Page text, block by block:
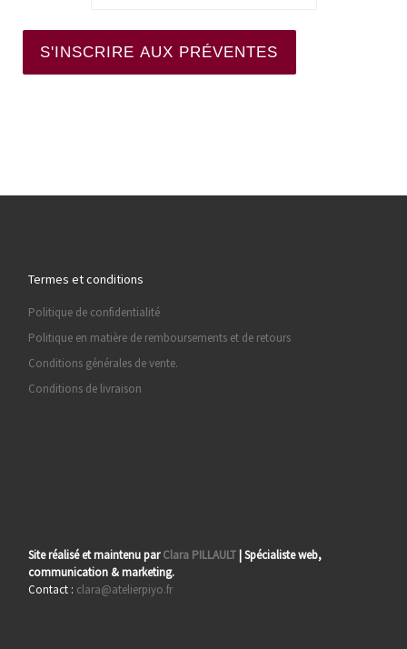
Termes et conditions
Politique de confidentialité
Politique en matière de remboursements et de retours
Conditions générales de vente.
Conditions de livraison
Site réalisé et maintenu parClara PILLAULT | Spécialiste web,
communication & marketing.
Contact : clara@atelierpiyo.fr